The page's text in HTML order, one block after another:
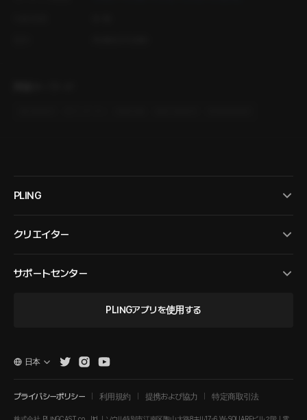
PLING
クリエイター
サポートセンター
PLINGアプリを使用する
プライバシーポリシー 利用規約 提携および協力 特定商取引法
日本